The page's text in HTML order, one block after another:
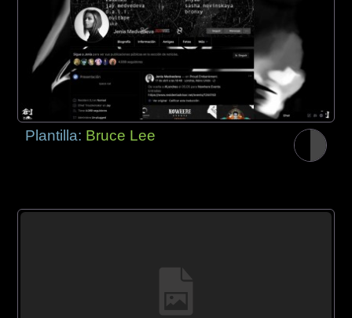
Plantilla: Bruce Lee